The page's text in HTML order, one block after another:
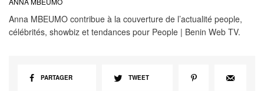
Anna MBEUMO contribue à la couverture de l’actualité people,
célébrités, showbiz et tendances pour People | Benin Web TV.
PARTAGER TWEET